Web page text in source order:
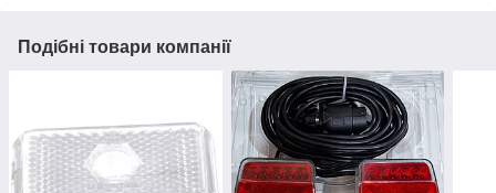
Подібні товари компанії